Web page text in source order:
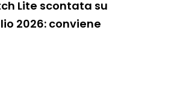
Lite scontata su
2026: conviene